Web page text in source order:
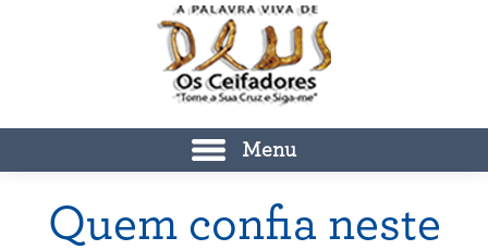
Menu
Quem confia neste